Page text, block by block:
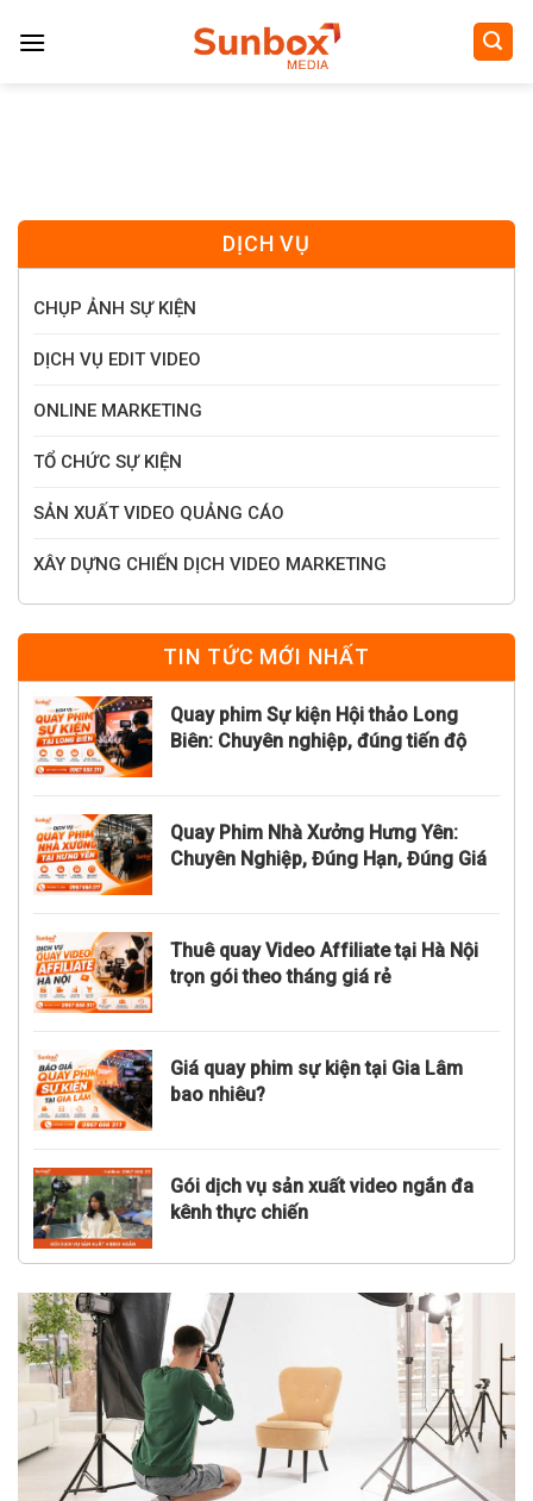
DỊCH VỤ
CHỤP ẢNH SỰ KIỆN
DỊCH VỤ EDIT VIDEO
ONLINE MARKETING
TỔ CHỨC SỰ KIỆN
SẢN XUẤT VIDEO QUẢNG CÁO
XÂY DỰNG CHIẾN DỊCH VIDEO MARKETING
TIN TỨC MỚI NHẤT
Quay phim Sự kiện Hội thảo Long
Biên: Chuyên nghiệp, đúng tiến độ
Quay Phim Nhà Xưởng Hưng Yên:
Chuyên Nghiệp, Đúng Hạn, Đúng Giá
Thuê quay Video Affiliate tại Hà Nội
trọn gói theo tháng giá rẻ
Giá quay phim sự kiện tại Gia Lâm
bao nhiêu?
Gói dịch vụ sản xuất video ngắn đa
kênh thực chiến